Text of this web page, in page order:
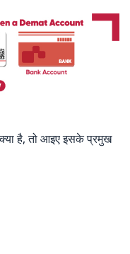
है, तो आइए इसके प्रमुख